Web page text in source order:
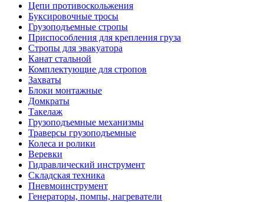
Цепи противоскольжения
Буксировочные тросы
Грузоподъемные стропы
Приспособления для крепления груза
Стропы для эвакуатора
Канат стальной
Комплектующие для стропов
Захваты
Блоки монтажные
Домкраты
Такелаж
Грузоподъемные механизмы
Траверсы грузоподъемные
Колеса и ролики
Веревки
Гидравлический инструмент
Складская техника
Пневмоинструмент
Генераторы, помпы, нагреватели